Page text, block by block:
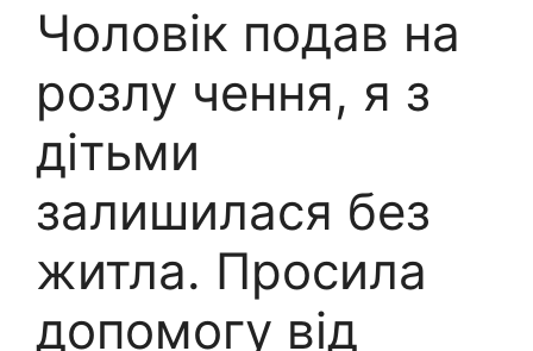
Чоловік подав на
розлу чення, я з
дітьми
залишилася без
житла. Просила
допомогу від